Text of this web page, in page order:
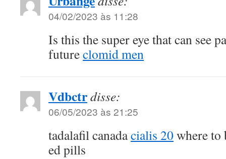
04/02/2023 às 11:28
Is this the super eye that can see
futureclomid men
Vdbctrdisse:
06/05/2023 às 21:25
tadalafil canadacialis 20where to
ed pills